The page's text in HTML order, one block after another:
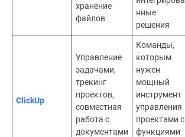
хранение
файлов
нные
решения
ClickUp
Управление
задачами,
трекинг
проектов,
совместная
работа с
документами
Команды,
которым
нужен
мощный
инструмент
управления
проектами с
функциями